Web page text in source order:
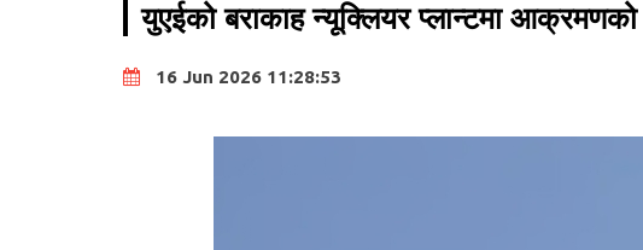
युएईको बराकाह न्यूक्लियर प्लान्टमा आक्रमणको
16 Jun 2026 11:28:53